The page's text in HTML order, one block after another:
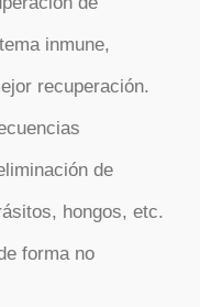
inmune,
recuperación.
de
hongos, etc.
forma no